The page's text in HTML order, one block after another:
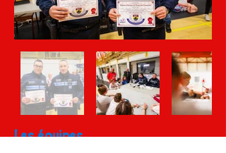
Les équipes